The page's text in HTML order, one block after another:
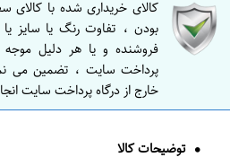
کالای خریداری شده با
بودن ، تفاوت رنگ یا سایز
فروشنده و یا هر دلیل
پرداخت سایت ، تضمین می
خارج از درگاه پرداخت سایت
توضیحات کالا